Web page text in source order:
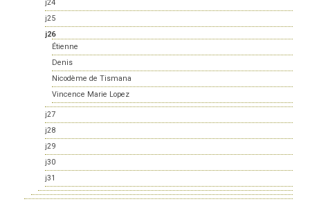
j24
j25
j26
Étienne
Denis
Nicodème de Tismana
Vincence Marie Lopez
j27
j28
j29
j30
j31